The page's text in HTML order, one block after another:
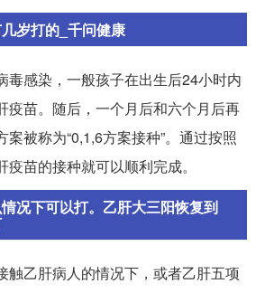
岁打的_千问健康
毒感染，一般孩子在出生后24小时内
疫苗。随后，一个月后和六个月后再
被称为“0,1,6方案接种”。通过按照
苗的接种就可以顺利完成。
况下可以打。乙肝大三阳恢复到
触乙肝病人的情况下，或者乙肝五项